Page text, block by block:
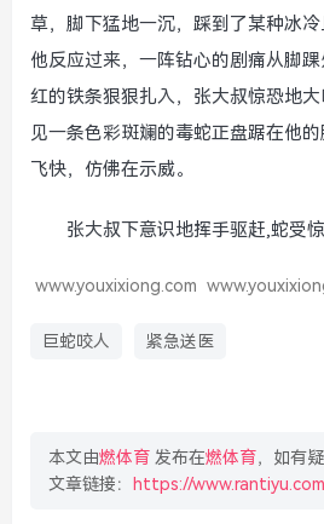
草，脚下猛地一沉，踩到了某种冰
他反应过来，一阵钻心的剧痛从脚
红的铁条狠狠扎入，张大叔惊恐地
见一条色彩斑斓的毒蛇正盘踞在他
飞快，仿佛在示威。
张大叔下意识地挥手驱赶,蛇受
www.youxixiong.com
巨蛇咬人 紧急送医
本文由燃体育 发布在燃体育，如有
文章链接：
https://